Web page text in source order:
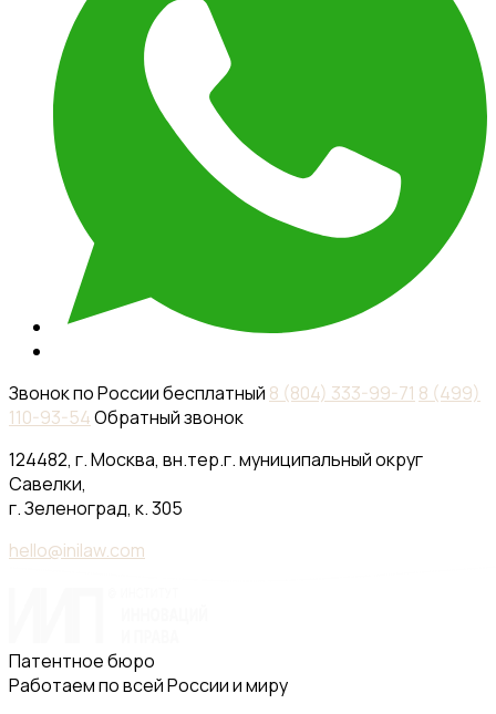
Звонок по России бесплатный 8 (804) 333-99-71 8 (499)
110-93-54Обратный звонок
124482, г. Москва, вн.тер.г. муниципальный округ
Савелки,
г. Зеленоград, к. 305
hello@inilaw.com
Патентное бюро
Работаем по всей России и миру